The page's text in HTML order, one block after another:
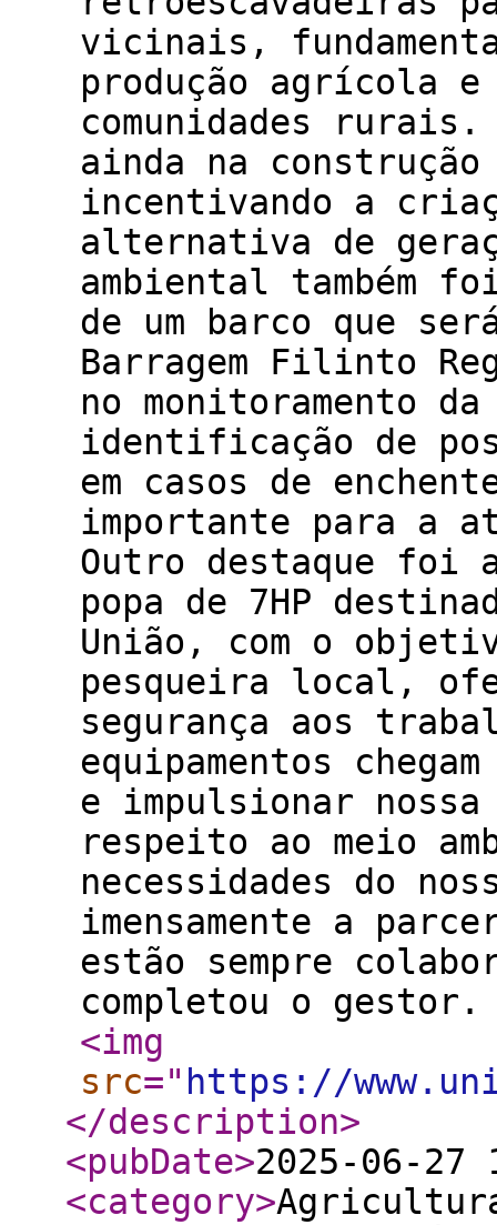
vicinais,
produção agrícola
comunidades rurais.
ainda na
incentivando a
alternativa de
ambiental também
de um barco que
Barragem Filinto
no monitoramento
identificação de
em casos de
importante para a
Outro destaque foi
popa de 7HP
União, com o
pesqueira local,
segurança aos
equipamentos
e impulsionar
respeito ao meio
necessidades do
imensamente a
estão sempre
completou o gestor.
<img
src=" https://
</description>
<pubDate>2025-06-27
<category>